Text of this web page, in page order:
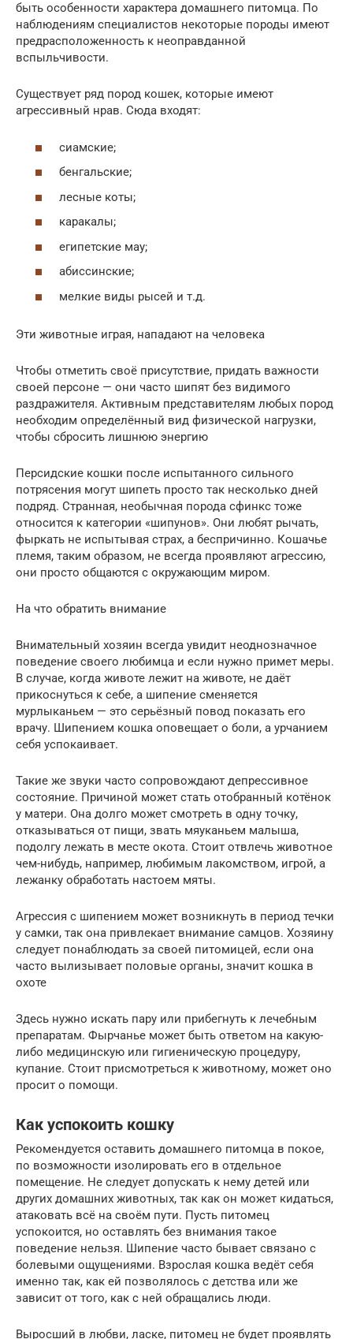
быть особенности характера домашнего питомца. По
наблюдениям специалистов некоторые породы имеют
предрасположенность к неоправданной
вспыльчивости.
Существует ряд пород кошек, которые имеют
агрессивный нрав. Сюда входят:
сиамские;
бенгальские;
лесные коты;
каракалы;
египетские мау;
абиссинские;
мелкие виды рысей и т.д.
Эти животные играя, нападают на человека
Чтобы отметить своё присутствие, придать важности
своей персоне — они часто шипят без видимого
раздражителя. Активным представителям любых пород
необходим определённый вид физической нагрузки,
чтобы сбросить лишнюю энергию
Персидские кошки после испытанного сильного
потрясения могут шипеть просто так несколько дней
подряд. Странная, необычная порода сфинкс тоже
относится к категории «шипунов». Они любят рычать,
фыркать не испытывая страх, а беспричинно. Кошачье
племя, таким образом, не всегда проявляют агрессию,
они просто общаются с окружающим миром.
На что обратить внимание
Внимательный хозяин всегда увидит неоднозначное
поведение своего любимца и если нужно примет меры.
В случае, когда животе лежит на животе, не даёт
прикоснуться к себе, а шипение сменяется
мурлыканьем — это серьёзный повод показать его
врачу. Шипением кошка оповещает о боли, а урчанием
себя успокаивает.
Такие же звуки часто сопровождают депрессивное
состояние. Причиной может стать отобранный котёнок
у матери. Она долго может смотреть в одну точку,
отказываться от пищи, звать мяуканьем малыша,
подолгу лежать в месте окота. Стоит отвлечь животное
чем-нибудь, например, любимым лакомством, игрой, а
лежанку обработать настоем мяты.
Агрессия с шипением может возникнуть в период течки
у самки, так она привлекает внимание самцов. Хозяину
следует понаблюдать за своей питомицей, если она
часто вылизывает половые органы, значит кошка в
охоте
Здесь нужно искать пару или прибегнуть к лечебным
препаратам. Фырчанье может быть ответом на какую-
либо медицинскую или гигиеническую процедуру,
купание. Стоит присмотреться к животному, может оно
просит о помощи.
Как успокоить кошку
Рекомендуется оставить домашнего питомца в покое,
по возможности изолировать его в отдельное
помещение. Не следует допускать к нему детей или
других домашних животных, так как он может кидаться,
атаковать всё на своём пути. Пусть питомец
успокоится, но оставлять без внимания такое
поведение нельзя. Шипение часто бывает связано с
болевыми ощущениями. Взрослая кошка ведёт себя
именно так, как ей позволялось с детства или же
зависит от того, как с ней обращались люди.
Выросший в любви, ласке, питомец не будет проявлять